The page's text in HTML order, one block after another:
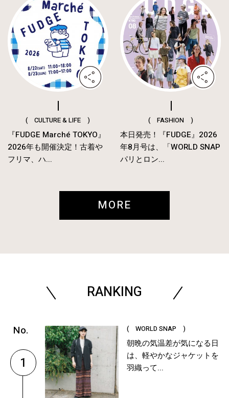
( CULTURE & LIFE )
『FUDGE Marché TOKYO』
2026年も開催決定！古着や
フリマ、ハ...
( FASHION )
本日発売！『FUDGE』2026
年8月号は、「WORLD SNAP
パリとロン...
MORE
RANKING
1
( WORLD SNAP )
朝晩の気温差が気になる日
は、軽やかなジャケットを
羽織って...